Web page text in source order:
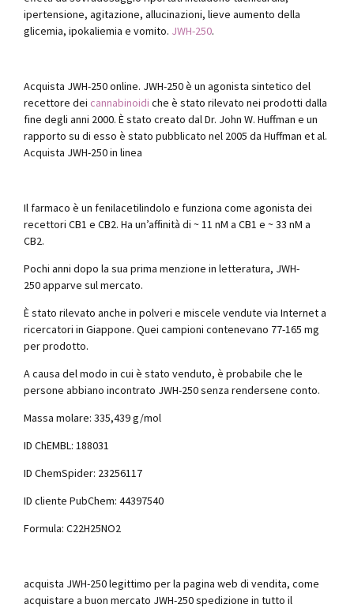
ipertensione, agitazione, allucinazioni, lieve aumento della
glicemia, ipokaliemia e vomito. JWH-250.
Acquista JWH-250 online. JWH-250 è un agonista sintetico del
recettore dei cannabinoidi che è stato rilevato nei prodotti dalla
fine degli anni 2000. È stato creato dal Dr. John W. Huffman e un
rapporto su di esso è stato pubblicato nel 2005 da Huffman et al.
Acquista JWH-250 in linea
Il farmaco è un fenilacetilindolo e funziona come agonista dei
recettori CB1 e CB2. Ha un’affinità di ~ 11 nM a CB1 e ~ 33 nM a
CB2.
Pochi anni dopo la sua prima menzione in letteratura, JWH-
250 apparve sul mercato.
È stato rilevato anche in polveri e miscele vendute via Internet a
ricercatori in Giappone. Quei campioni contenevano 77-165 mg
per prodotto.
A causa del modo in cui è stato venduto, è probabile che le
persone abbiano incontrato JWH-250 senza rendersene conto.
Massa molare: 335,439 g/mol
ID ChEMBL: 188031
ID ChemSpider: 23256117
ID cliente PubChem: 44397540
Formula: C22H25NO2
acquista JWH-250 legittimo per la pagina web di vendita, come
acquistare a buon mercato JWH-250 spedizione in tutto il